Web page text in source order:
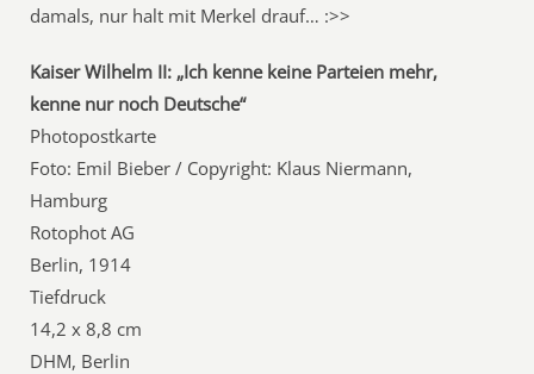
damals, nur halt mit Merkel drauf… :>>
Kaiser Wilhelm II: „Ich kenne keine Parteien mehr,
kenne nur noch Deutsche“
Photopostkarte
Foto: Emil Bieber / Copyright: Klaus Niermann,
Hamburg
Rotophot AG
Berlin, 1914
Tiefdruck
14,2 x 8,8 cm
DHM, Berlin